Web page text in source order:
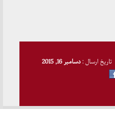
تاریخ ارسال :دسامبر 16, 2015